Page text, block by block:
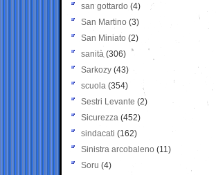
san gottardo (4)
San Martino (3)
San Miniato (2)
sanità (306)
Sarkozy (43)
scuola (354)
Sestri Levante (2)
Sicurezza (452)
sindacati (162)
Sinistra arcobaleno (11)
Soru (4)